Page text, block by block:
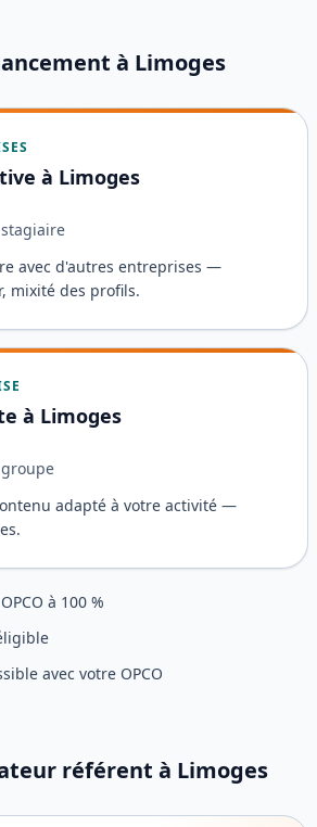
à Limoges
à Limoges
avec d'autres entreprises —
mixité des profils.
à Limoges
adapté à votre activité —
à 100 %
avec votre OPCO
référent à Limoges